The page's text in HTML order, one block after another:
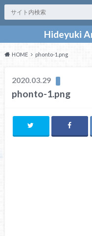
Hideyuki
HOME phonto-1.png
2020.03.29
phonto-1.png